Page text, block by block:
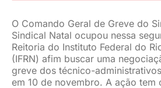
O Comando Geral de Greve do
Sindical Natal ocupou nessa
Reitoria do Instituto Federal do
(IFRN) afim buscar uma
greve dos técnico-
em 10 de novembro. A ação tem